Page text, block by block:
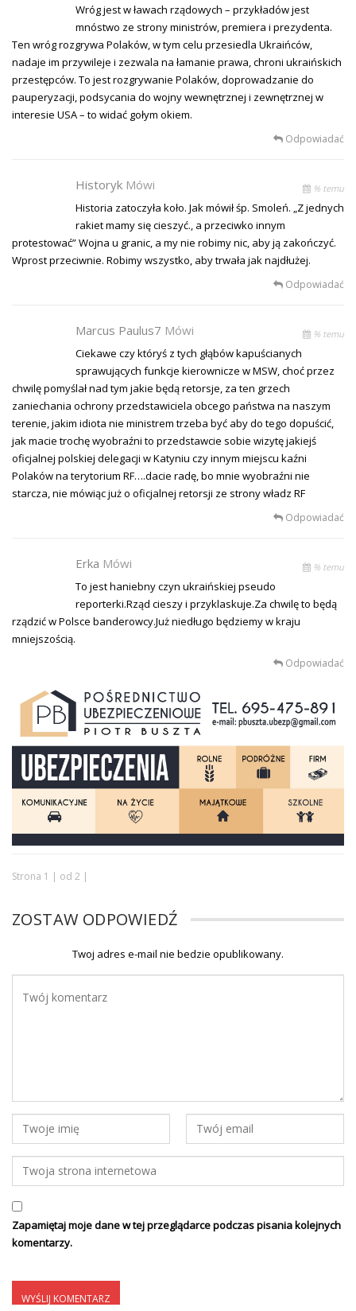
Wróg jest w ławach rządowych – przykładów jest
mnóstwo ze strony ministrów, premiera i prezydenta.
Ten wróg rozgrywa Polaków, w tym celu przesiedla Ukraińców,
nadaje im przywileje i zezwala na łamanie prawa, chroni ukraińskich
przestępców. To jest rozgrywanie Polaków, doprowadzanie do
pauperyzacji, podsycania do wojny wewnętrznej i zewnętrznej w
interesie USA – to widać gołym okiem.
Odpowiadać
Historyk Mówi % temu
Historia zatoczyła koło. Jak mówił śp. Smoleń. „Z jednych
rakiet mamy się cieszyć., a przeciwko innym
protestować” Wojna u granic, a my nie robimy nic, aby ją zakończyć.
Wprost przeciwnie. Robimy wszystko, aby trwała jak najdłużej.
Odpowiadać
Marcus Paulus7 Mówi % temu
Ciekawe czy któryś z tych głąbów kapuścianych
sprawujących funkcje kierownicze w MSW, choć przez
chwilę pomyślał nad tym jakie będą retorsje, za ten grzech
zaniechania ochrony przedstawiciela obcego państwa na naszym
terenie, jakim idiota nie ministrem trzeba być aby do tego dopuścić,
jak macie trochę wyobraźni to przedstawcie sobie wizytę jakiejś
oficjalnej polskiej delegacji w Katyniu czy innym miejscu kaźni
Polaków na terytorium RF….dacie radę, bo mnie wyobraźni nie
starcza, nie mówiąc już o oficjalnej retorsji ze strony władz RF
Odpowiadać
Erka Mówi % temu
To jest haniebny czyn ukraińskiej pseudo
reporterki.Rząd cieszy i przyklaskuje.Za chwilę to będą
rządzić w Polsce banderowcy.Już niedługo będziemy w kraju
mniejszością.
Odpowiadać
Strona 1 | od 2 |
ZOSTAW ODPOWIEDŹ
Twoj adres e-mail nie bedzie opublikowany.
Zapamiętaj moje dane w tej przeglądarce podczas pisania kolejnych
komentarzy.